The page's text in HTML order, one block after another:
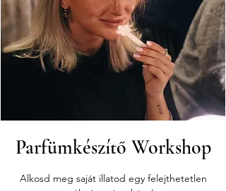
Parfümkészítő Workshop
Alkosd meg saját illatod egy felejthetetlen